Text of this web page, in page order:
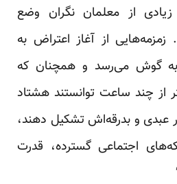
از معلمان نگران وضع
از آغاز اعتراض به
به گوش می‌رسد و همچنان که
از چند ساعت توانستند هشتاد
عبدی و بدرقه‌اش تشکیل دهند،
اجتماعی گسترده، قدرت